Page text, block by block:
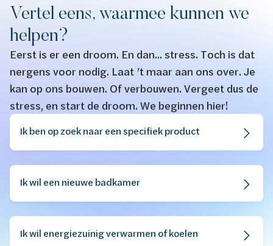
Vertel eens, waarmee kunnen we
helpen?
Eerst is er een droom. En dan... stress. Toch is dat
nergens voor nodig. Laat ’t maar aan ons over. Je
kan op ons bouwen. Of verbouwen. Vergeet dus de
stress, en start de droom. We beginnen hier!
​​​Ik ben op zoek naar een specifiek product
Ik wil een nieuwe badkamer
Ik wil energiezuinig verwarmen of koelen